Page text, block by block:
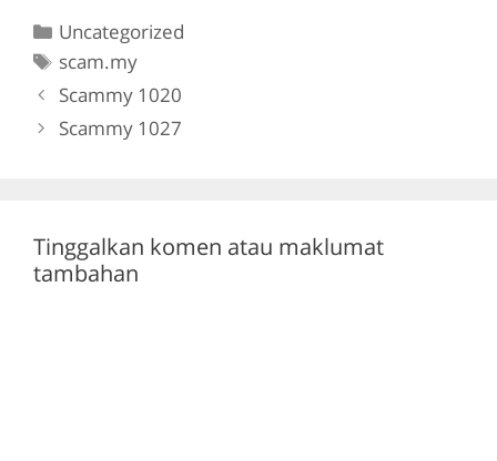
e
b
o
o
er gr
a
m
Categories
Uncategorized
Tags
scam.my
Scammy 1020
Scammy 1027
Tinggalkan komen atau maklumat
tambahan